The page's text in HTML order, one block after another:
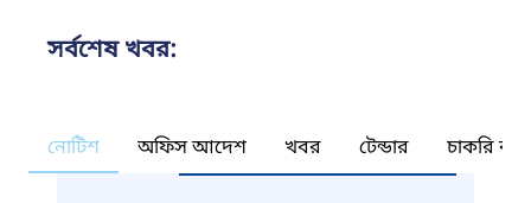
সর্বশেষ খবর:
নোটিশ অফিস আদেশ খবর টেন্ডার চাকরি